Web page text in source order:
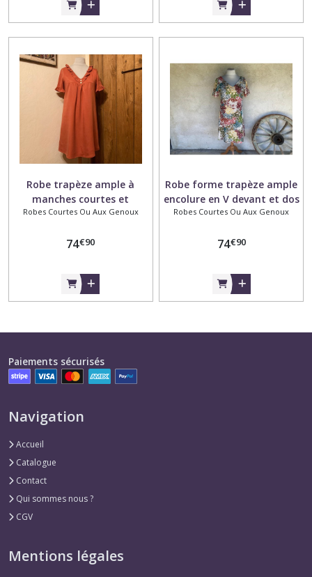
Robe trapèze ample à
manches courtes et
encolure en V, réalisée dans
Robes Courtes Ou Aux Genoux
74€90
Robe forme trapèze ample
encolure en V devant et dos
à manches courtes, en
voile de coton
Robes Courtes Ou Aux Genoux
74€90
Paiements sécurisés
Navigation
Accueil
Catalogue
Contact
Qui sommes nous ?
CGV
Mentions légales